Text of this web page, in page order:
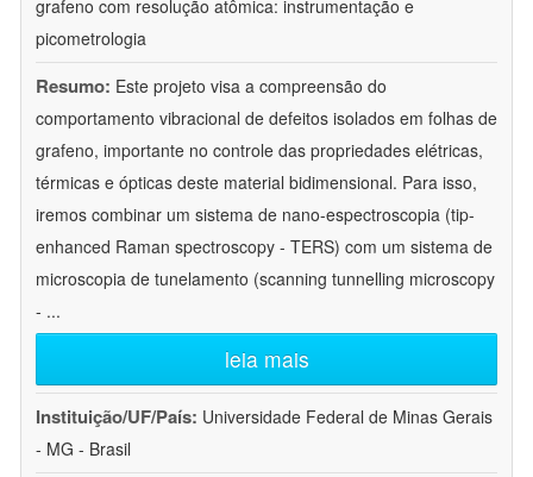
grafeno com resolução atômica: instrumentação e
picometrologia
Resumo: Este projeto visa a compreensão do
comportamento vibracional de defeitos isolados em folhas de
grafeno, importante no controle das propriedades elétricas,
térmicas e ópticas deste material bidimensional. Para isso,
iremos combinar um sistema de nano-espectroscopia (tip-
enhanced Raman spectroscopy - TERS) com um sistema de
microscopia de tunelamento (scanning tunnelling microscopy
- ...
leia mais
Instituição/UF/País: Universidade Federal de Minas Gerais
- MG - Brasil